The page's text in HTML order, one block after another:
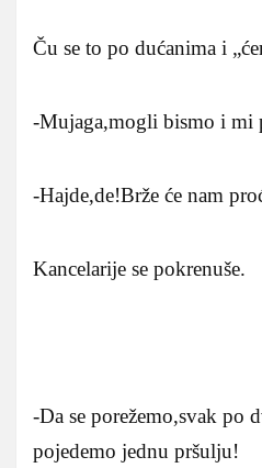
Ču se to po dućanima i
-Mujaga,mogli bismo i mi
-Hajde,de!Brže će nam
Kancelarije se pokrenuše.
-Da se porežemo,svak po
pojedemo jednu pršulju!